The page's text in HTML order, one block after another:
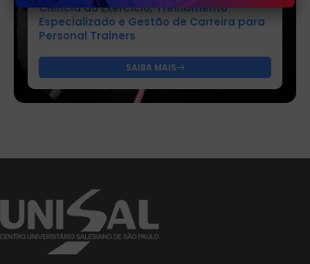
Ciência do Exercício, Treinamento
Especializado e Gestão de Carreira para
Personal Trainers
SAIBA MAIS